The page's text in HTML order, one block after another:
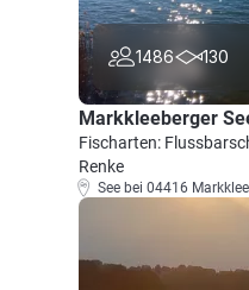
1486 130
Markkleeberger
Fischarten:
Renke
See bei 04416